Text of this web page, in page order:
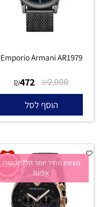
Emporio Armani AR1979
₪2,000
₪472
הוסף לסל
מצאת מחיר יותר זול?תקשרו
אלינו!